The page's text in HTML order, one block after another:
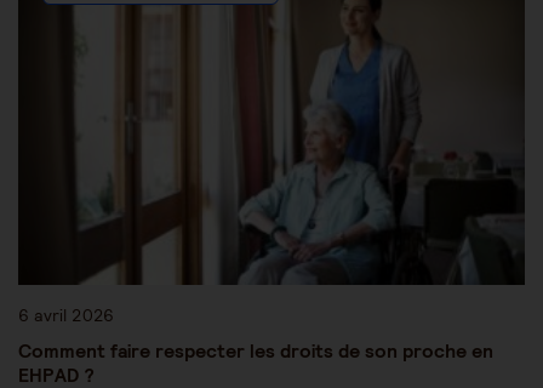
6 avril 2026
Comment faire respecter les droits de son proche en
EHPAD ?